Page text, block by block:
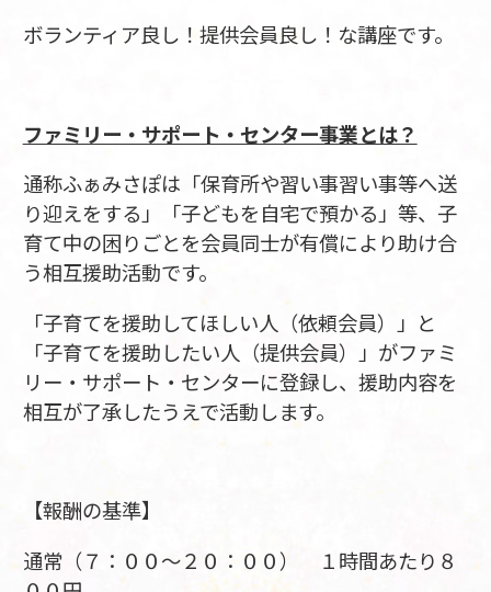
ボランティア良し！提供会員良し！な講座です。
ファミリー・サポート・センター事業とは？
通称ふぁみさぽは「保育所や習い事習い事等へ送
り迎えをする」「子どもを自宅で預かる」等、子
育て中の困りごとを会員同士が有償により助け合
う相互援助活動です。
「子育てを援助してほしい人（依頼会員）」と
「子育てを援助したい人（提供会員）」がファミ
リー・サポート・センターに登録し、援助内容を
相互が了承したうえで活動します。
【報酬の基準】
通常（７：００～２０：００） １時間あたり８